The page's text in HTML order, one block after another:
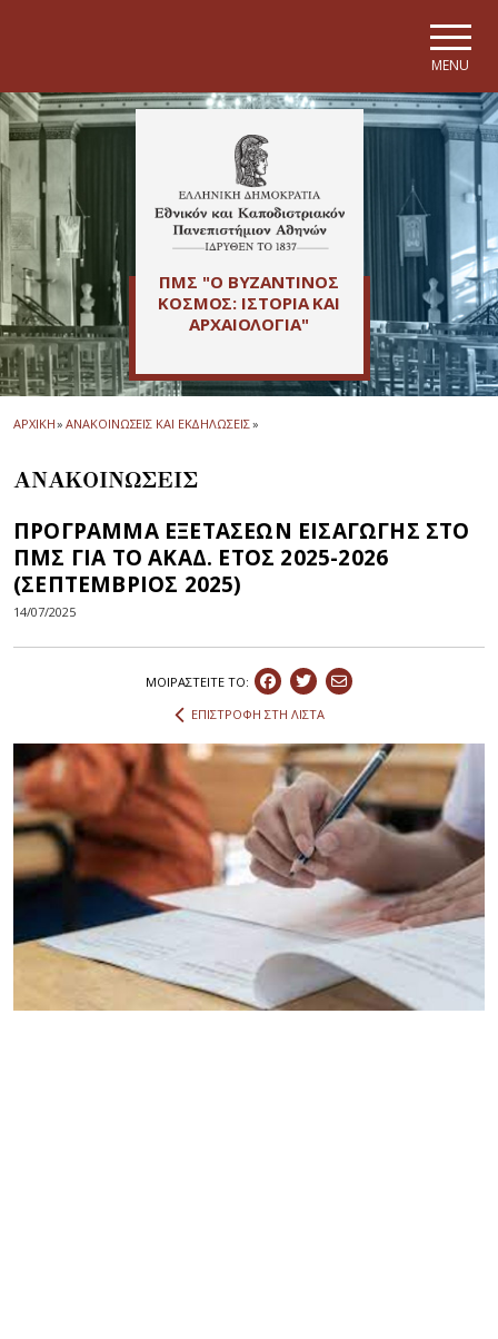
MENU
ΠΜΣ "Ο ΒΥΖΑΝΤΙΝΟΣ
ΚΟΣΜΟΣ: ΙΣΤΟΡΙΑ ΚΑΙ
ΑΡΧΑΙΟΛΟΓΙΑ"
ΑΡΧΙΚΗ» ΑΝΑΚΟΙΝΩΣΕΙΣ ΚΑΙ ΕΚΔΗΛΩΣΕΙΣ»
ΑΝΑΚΟΙΝΩΣΕΙΣ
ΠΡΟΓΡΑΜΜΑ ΕΞΕΤΑΣΕΩΝ ΕΙΣΑΓΩΓΗΣ ΣΤΟ
ΠΜΣ ΓΙΑ ΤΟ ΑΚΑΔ. ΕΤΟΣ 2025-2026
(ΣΕΠΤΕΜΒΡΙΟΣ 2025)
14/07/2025
ΜΟΙΡΑΣΤEIΤΕ ΤΟ:
ΕΠΙΣΤΡΟΦΗ ΣΤΗ ΛΙΣΤΑ